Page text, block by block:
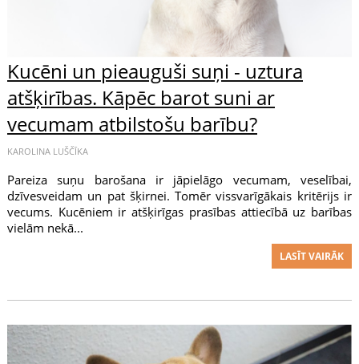
Kucēni un pieauguši suņi - uztura
atšķirības. Kāpēc barot suni ar
vecumam atbilstošu barību?
KAROLINA LUŠČĪKA
Pareiza suņu barošana ir jāpielāgo vecumam, veselībai,
dzīvesveidam un pat šķirnei. Tomēr vissvarīgākais kritērijs ir
vecums. Kucēniem ir atšķirīgas prasības attiecībā uz barības
vielām nekā...
LASĪT VAIRĀK